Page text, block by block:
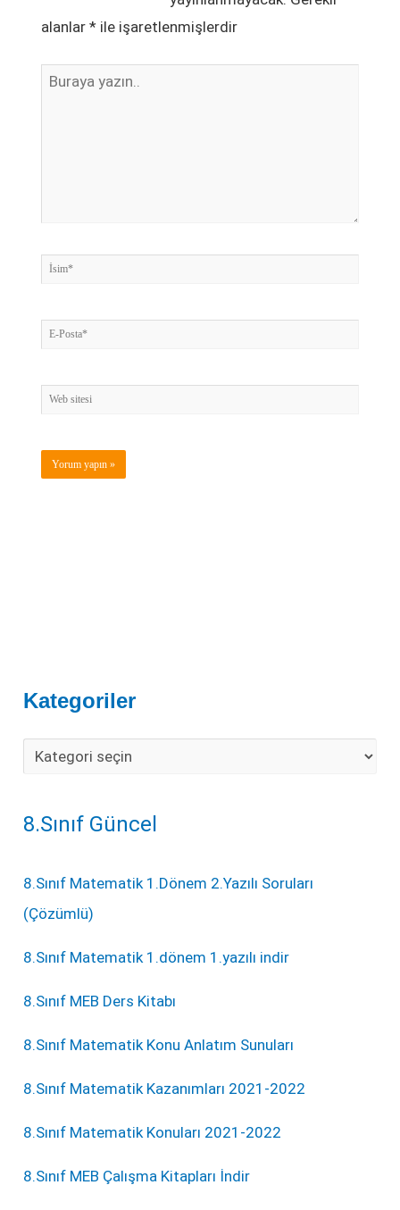
alanlar *ile işaretlenmişlerdir
Kategoriler
8.Sınıf Güncel
8.Sınıf Matematik 1.Dönem 2.Yazılı Soruları
(Çözümlü)
8.Sınıf Matematik 1.dönem 1.yazılı indir
8.Sınıf MEB Ders Kitabı
8.Sınıf Matematik Konu Anlatım Sunuları
8.Sınıf Matematik Kazanımları 2021-2022
8.Sınıf Matematik Konuları 2021-2022
8.Sınıf MEB Çalışma Kitapları İndir